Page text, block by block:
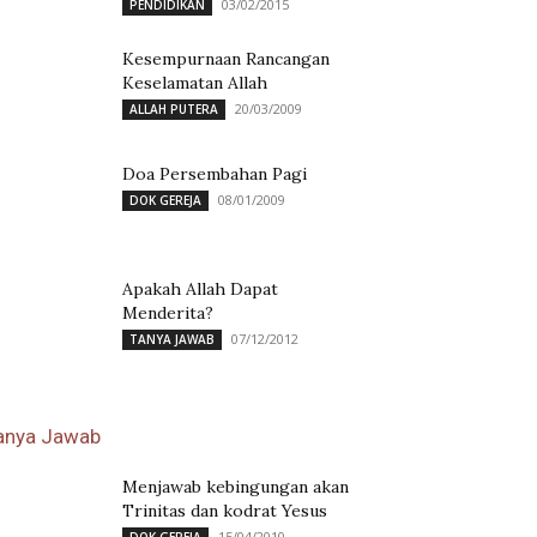
PENDIDIKAN 03/02/2015
Kesempurnaan Rancangan
Keselamatan Allah
ALLAH PUTERA 20/03/2009
Doa Persembahan Pagi
DOK GEREJA 08/01/2009
Apakah Allah Dapat
Menderita?
TANYA JAWAB 07/12/2012
Jawab
Menjawab kebingungan akan
Trinitas dan kodrat Yesus